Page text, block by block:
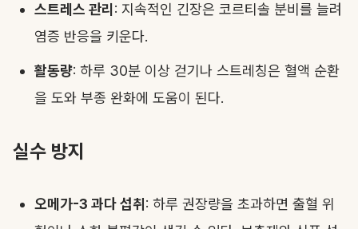
스트레스 관리 : 지속적인 긴장은 코르티솔 분비를 늘려
염증 반응을 키운다.
활동량: 하루 30분 이상 걷기나 스트레칭은 혈액 순환
을 도와 부종 완화에 도움이 된다.
실수 방지
오메가-3 과다 섭취 : 하루 권장량을 초과하면 출혈 위